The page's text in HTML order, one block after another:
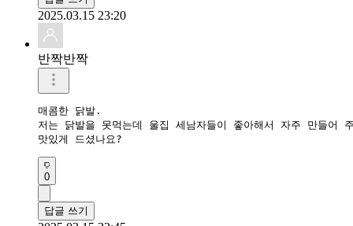
2025.03.15 23:20
반짝반짝
매콤한 닭발.
저는 닭발을 못먹는데 울집 세남자들이 좋아해서 자주 만들어
맛있게 드셨나요?
0
답글 쓰기